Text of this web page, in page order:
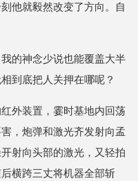
他就毅然改变了方向。自
的神念少说也能覆盖大半
到底把人关押在哪呢？
外装置，霎时基地内回荡
，炮弹和激光齐发射向孟
射向头部的激光，又轻拍
横跨三丈将机器全部斩